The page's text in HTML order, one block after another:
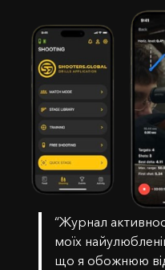
“Журнал
моїх
що я обожнюю